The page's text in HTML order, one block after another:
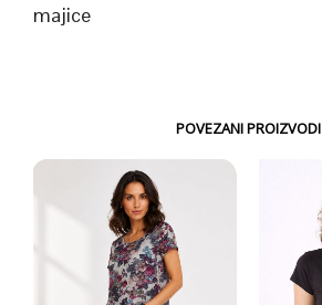
majice
POVEZANI PROIZVODI